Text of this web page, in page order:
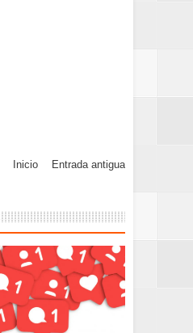
Entrada antigua
Inicio